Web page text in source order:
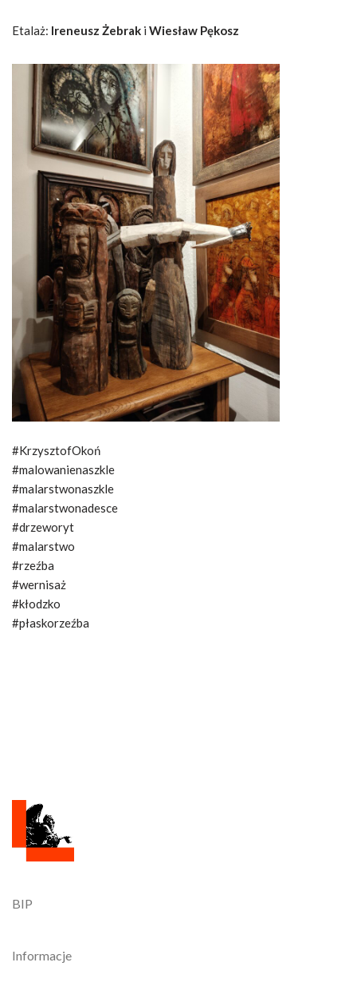
Etalaż: Ireneusz Żebrak i Wiesław Pękosz
#KrzysztofOkoń
#malowanienaszkle
#malarstwonaszkle
#malarstwonadesce
#drzeworyt
#malarstwo
#rzeźba
#wernisaż
#kłodzko
#płaskorzeźba
BIP
Informacje